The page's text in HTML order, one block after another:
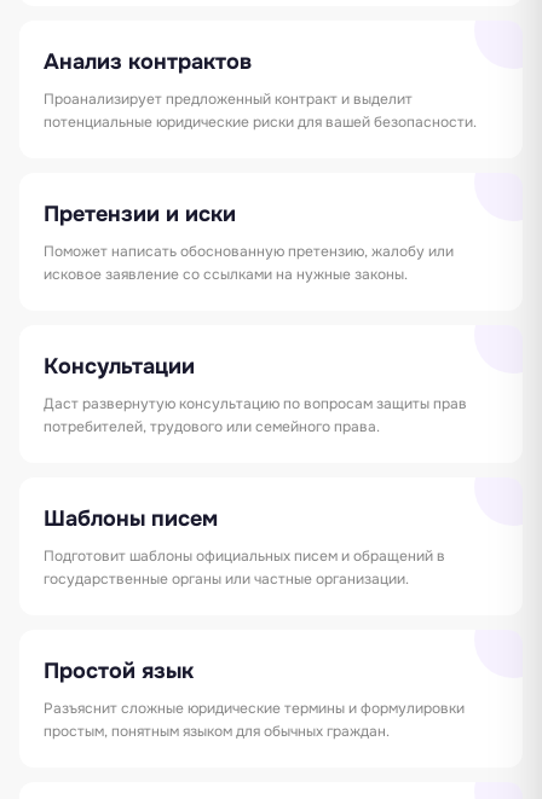
Анализ контрактов
Проанализирует предложенный контракт и выделит
потенциальные юридические риски для вашей безопасности.
Претензии и иски
Поможет написать обоснованную претензию, жалобу или
исковое заявление со ссылками на нужные законы.
Консультации
Даст развернутую консультацию по вопросам защиты прав
потребителей, трудового или семейного права.
Шаблоны писем
Подготовит шаблоны официальных писем и обращений в
государственные органы или частные организации.
Простой язык
Разъяснит сложные юридические термины и формулировки
простым, понятным языком для обычных граждан.